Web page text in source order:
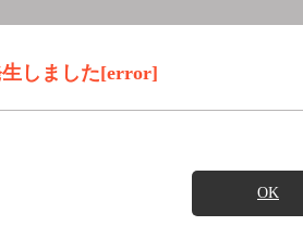
しました[error]
OK